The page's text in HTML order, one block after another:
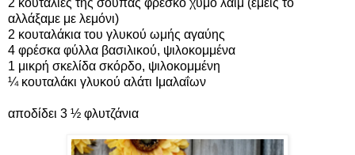
2 κουταλιές της σούπας φρέσκο χυμό λάιμ (εμείς το
αλλάξαμε με λεμόνι)
2 κουταλάκια του γλυκού ωμής αγαύης
4 φρέσκα φύλλα βασιλικού, ψιλοκομμένα
1 μικρή σκελίδα σκόρδο, ψιλοκομμένη
¼ κουταλάκι γλυκού αλάτι Ιμαλαΐων
αποδίδει 3 ½ φλυτζάνια